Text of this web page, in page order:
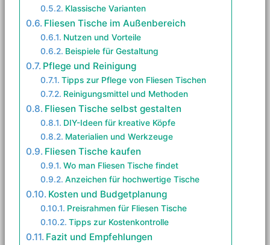
Klassische Varianten
Fliesen Tische im Außenbereich
Nutzen und Vorteile
Beispiele für Gestaltung
Pflege und Reinigung
Tipps zur Pflege von Fliesen Tischen
Reinigungsmittel und Methoden
Fliesen Tische selbst gestalten
DIY-Ideen für kreative Köpfe
Materialien und Werkzeuge
Fliesen Tische kaufen
Wo man Fliesen Tische findet
Anzeichen für hochwertige Tische
Kosten und Budgetplanung
Preisrahmen für Fliesen Tische
Tipps zur Kostenkontrolle
Fazit und Empfehlungen